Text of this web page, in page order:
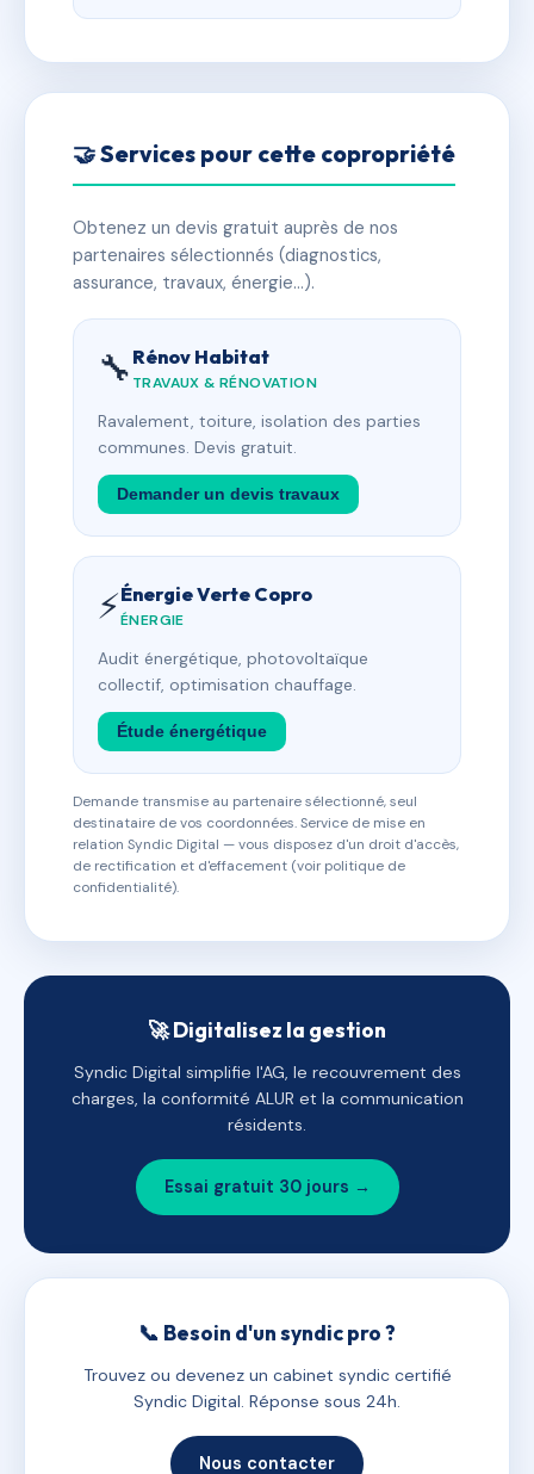
🤝 Services pour cette copropriété
Obtenez un devis gratuit auprès de nos
partenaires sélectionnés (diagnostics,
assurance, travaux, énergie…).
🔧 Rénov Habitat
TRAVAUX & RÉNOVATION
Ravalement, toiture, isolation des parties
communes. Devis gratuit.
Demander un devis travaux
⚡Énergie Verte Copro
ÉNERGIE
Audit énergétique, photovoltaïque
collectif, optimisation chauffage.
Étude énergétique
Demande transmise au partenaire sélectionné, seul
destinataire de vos coordonnées. Service de mise en
relation Syndic Digital — vous disposez d'un droit d'accès,
de rectification et d'effacement (voir politique de
confidentialité).
🚀 Digitalisez la gestion
Syndic Digital simplifie l'AG, le recouvrement des
charges, la conformité ALUR et la communication
résidents.
Essai gratuit 30 jours →
📞 Besoin d'un syndic pro ?
Trouvez ou devenez un cabinet syndic certifié
Syndic Digital. Réponse sous 24h.
Nous contacter